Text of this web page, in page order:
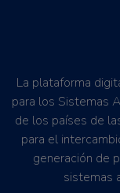
La plataforma
para los Sistemas
de los países de
para el
generación de
sistemas